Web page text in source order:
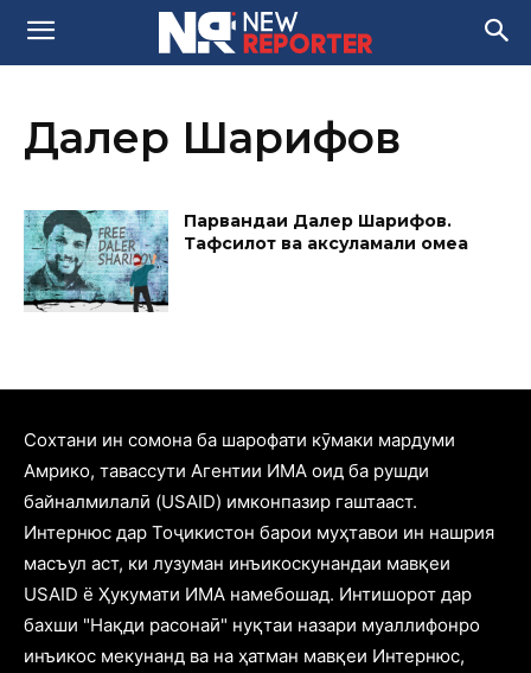
Далер Шарифов
Парвандаи Далер Шарифов.
Тафсилот ва аксуламали ҷомеа
Cохтани ин сомона ба шарофати кӯмаки мардуми
Амрико, тавассути Агентии ИМА оид ба рушди
байналмилалӣ (USAID) имконпазир гаштааст.
Интернюс дар Тоҷикистон барои муҳтавои ин нашрия
масъул аст, ки лузуман инъикоскунандаи мавқеи
USAID ё Ҳукумати ИМА намебошад. Интишорот дар
бахши "Нақди расонаӣ" нуқтаи назари муаллифонро
инъикос мекунанд ва на ҳатман мавқеи Интернюс,